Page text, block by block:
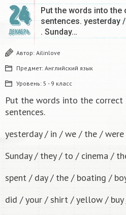
24
ДЕКАБРЬ
Put the words into
sentences. yesterday
. Sunday…
Автор: Ailinlove
Предмет: Английский язык
Уровень: 5 - 9 класс
Put the words into the correct
sentences.
yesterday / in / we / the / were
Sunday / they / to / cinema /
spent / day / the / boating /
did / your / shirt / yellow / buy